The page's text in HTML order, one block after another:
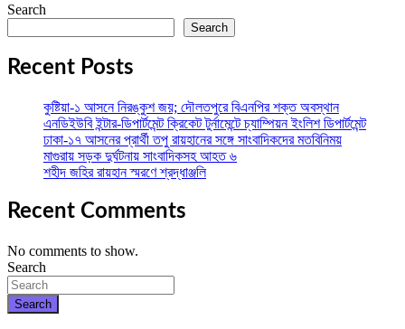
Search
Search
Recent Posts
কুষ্টিয়া-১ আসনে নিরঙ্কুশ জয়; দৌলতপুরে বিএনপির শক্ত অবস্থান
এনডিইউবি ইন্টার-ডিপার্টমেন্ট ক্রিকেট টুর্নামেন্টে চ্যাম্পিয়ন ইংলিশ ডিপার্টমেন্ট
ঢাকা-১৭ আসনের প্রার্থী তপু রায়হানের সঙ্গে সাংবাদিকদের মতবিনিময়
মাগুরায় সড়ক দুর্ঘটনায় সাংবাদিকসহ আহত ৬
শহীদ জহির রায়হান স্মরণে শ্রদ্ধাঞ্জলি
Recent Comments
No comments to show.
Search
Search